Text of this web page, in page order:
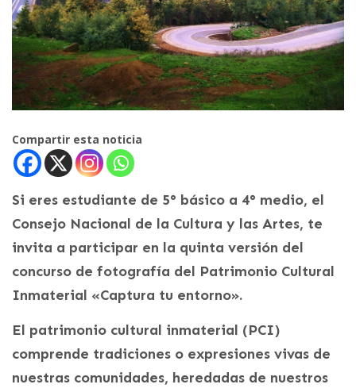
Compartir esta noticia
Si eres estudiante de 5° básico a 4° medio, el
Consejo Nacional de la Cultura y las Artes, te
invita a participar en la quinta versión del
concurso de fotografía del Patrimonio Cultural
Inmaterial «Captura tu entorno».
El patrimonio cultural inmaterial (PCI)
comprende tradiciones o expresiones vivas de
nuestras comunidades, heredadas de nuestros